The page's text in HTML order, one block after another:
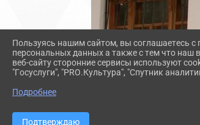
Пользуясь нашим сайтом, вы соглашаетесь с
персональных данных а также с тем что наш
веб-сайту сторонние сервисы используют
"Госуслуги", "PRO.Культура", "Спутник
Подробнее
Подтверждаю